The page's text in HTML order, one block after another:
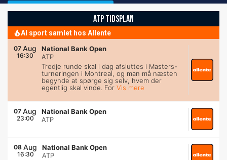
ATP TIDSPLAN
Al sport samlet hos Allente
07 Aug
16:30
National Bank Open
ATP
Tredje runde skal i dag afsluttes i Masters-
turneringen i Montreal, og man må næsten
begynde at spørge sig selv, hvem der
egentlig skal vinde. For Vis mere
07 Aug
23:00
National Bank Open
ATP
08 Aug
16:30
National Bank Open
ATP